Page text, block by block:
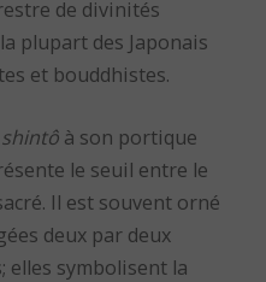
de divinités
plupart des Japonais
et bouddhistes.
shintô à son portique
le seuil entre le
Il est souvent orné
deux par deux
elles symbolisent la